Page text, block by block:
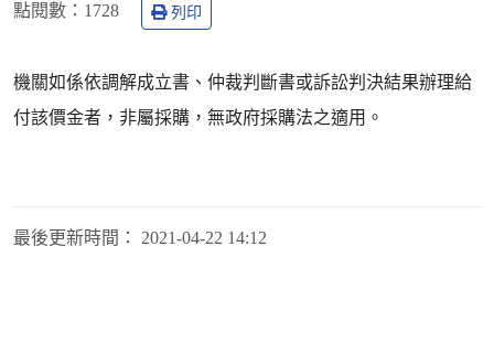
點閱數 ：1728 列印
機關如係依調解成立書、仲裁判斷書或訴訟判決結果辦理給
付該價金者，非屬採購，無政府採購法之適用。
最後更新時間： 2021-04-22 14:12